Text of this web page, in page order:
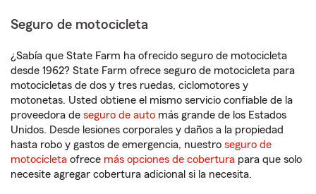
Seguro de motocicleta
¿Sabía que State Farm ha ofrecido seguro de motocicleta
desde 1962? State Farm ofrece seguro de motocicleta para
motocicletas de dos y tres ruedas, ciclomotores y
motonetas. Usted obtiene el mismo servicio confiable de la
proveedora de seguro de auto más grande de los Estados
Unidos. Desde lesiones corporales y daños a la propiedad
hasta robo y gastos de emergencia, nuestro seguro de
motocicleta ofrece más opciones de cobertura para que solo
necesite agregar cobertura adicional si la necesita.